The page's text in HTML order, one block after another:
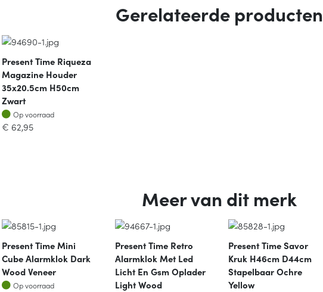
Gerelateerde producten
Present Time Riqueza
Magazine Houder
35x20.5cm H50cm
Zwart
Op voorraad
Op voorraad
€ 62,95
Meer van dit merk
Present Time Mini
Cube Alarmklok Dark
Wood Veneer
Op voorraad
Op voorraad
Present Time Retro
Alarmklok Met Led
Licht En Gsm Oplader
Light Wood
Present Time Savor
Kruk H46cm D44cm
Stapelbaar Ochre
Yellow